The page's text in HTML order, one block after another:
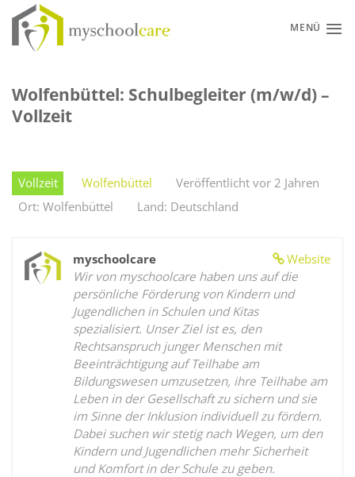
Zum
Inhalt
springen
MENÜ
Wolfenbüttel: Schulbegleiter (m/w/d) –
Vollzeit
Vollzeit Wolfenbüttel
Veröffentlicht vor 2 Jahren
Ort: Wolfenbüttel
Land: Deutschland
Website
myschoolcare
Wir von myschoolcare haben uns auf die
persönliche Förderung von Kindern und
Jugendlichen in Schulen und Kitas
spezialisiert. Unser Ziel ist es, den
Rechtsanspruch junger Menschen mit
Beeinträchtigung auf Teilhabe am
Bildungswesen umzusetzen, ihre Teilhabe am
Leben in der Gesellschaft zu sichern und sie
im Sinne der Inklusion individuell zu fördern.
Dabei suchen wir stetig nach Wegen, um den
Kindern und Jugendlichen mehr Sicherheit
und Komfort in der Schule zu geben.